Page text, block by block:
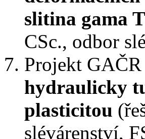
slitina gama
CSc., odbor
Projekt
hydraulicky
plasticitou
slévárenství,